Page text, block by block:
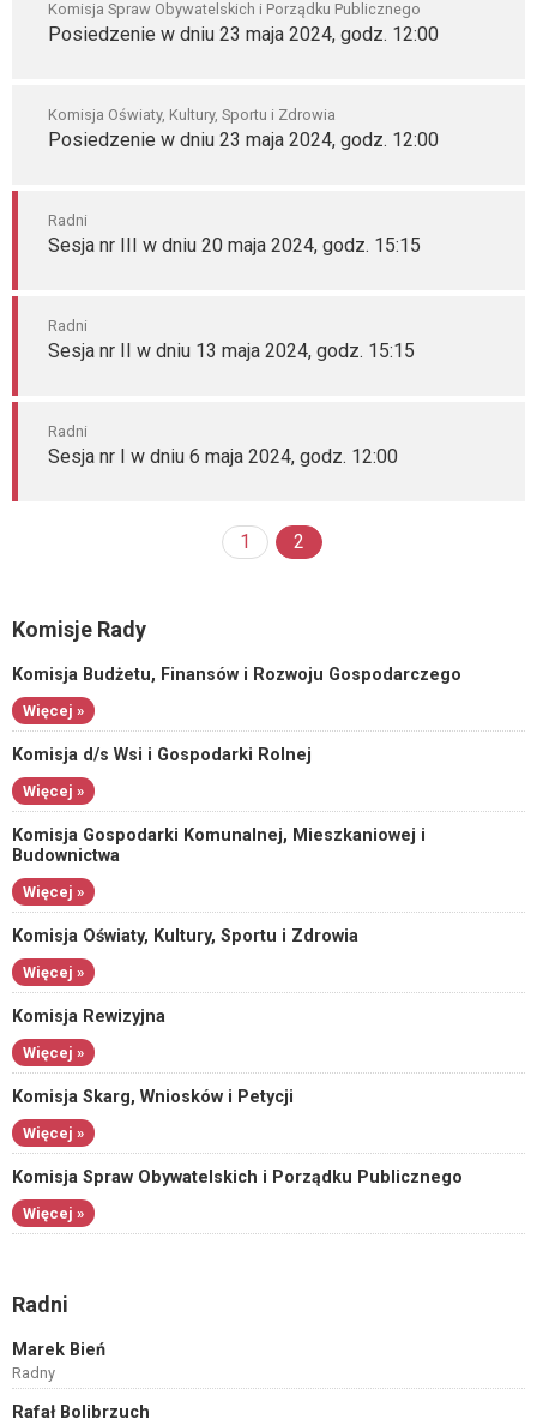
Komisja Spraw Obywatelskich i Porządku Publicznego
Posiedzenie w dniu 23 maja 2024, godz. 12:00
Komisja Oświaty, Kultury, Sportu i Zdrowia
Posiedzenie w dniu 23 maja 2024, godz. 12:00
Radni
Sesja nr III w dniu 20 maja 2024, godz. 15:15
Radni
Sesja nr II w dniu 13 maja 2024, godz. 15:15
Radni
Sesja nr I w dniu 6 maja 2024, godz. 12:00
1 2
Komisje Rady
Komisja Budżetu, Finansów i Rozwoju Gospodarczego
Więcej »
Komisja d/s Wsi i Gospodarki Rolnej
Więcej »
Komisja Gospodarki Komunalnej, Mieszkaniowej i
Budownictwa
Więcej »
Komisja Oświaty, Kultury, Sportu i Zdrowia
Więcej »
Komisja Rewizyjna
Więcej »
Komisja Skarg, Wniosków i Petycji
Więcej »
Komisja Spraw Obywatelskich i Porządku Publicznego
Więcej »
Radni
Marek Bień
Radny
Rafał Bolibrzuch